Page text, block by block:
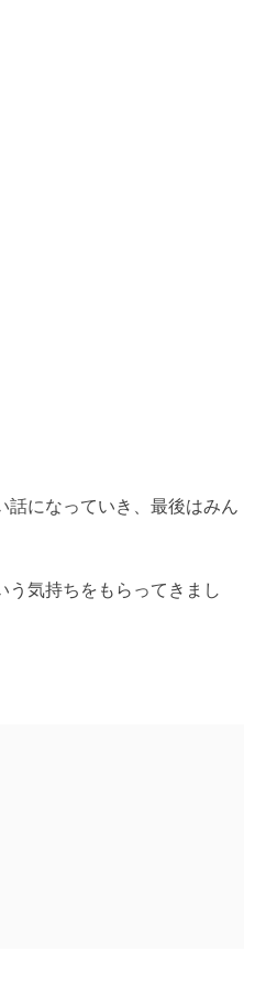
話になっていき、最後はみん
う気持ちをもらってきまし